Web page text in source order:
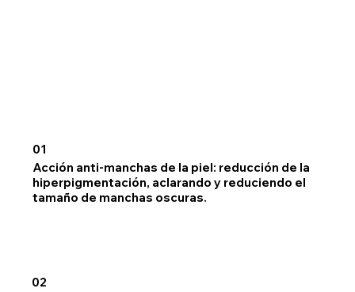
01
Acción anti-manchas de la piel: reducción de la
hiperpigmentación, aclarando y reduciendo el
tamaño de manchas oscuras.
02